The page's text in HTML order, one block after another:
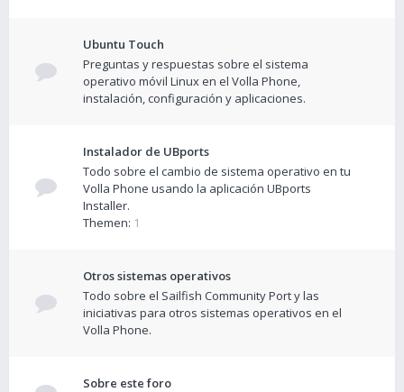
Ubuntu Touch
Preguntas y respuestas sobre el sistema
operativo móvil Linux en el Volla Phone,
instalación, configuración y aplicaciones.
Instalador de UBports
Todo sobre el cambio de sistema operativo en tu
Volla Phone usando la aplicación UBports
Installer.
Themen: 1
Otros sistemas operativos
Todo sobre el Sailfish Community Port y las
iniciativas para otros sistemas operativos en el
Volla Phone.
Sobre este foro